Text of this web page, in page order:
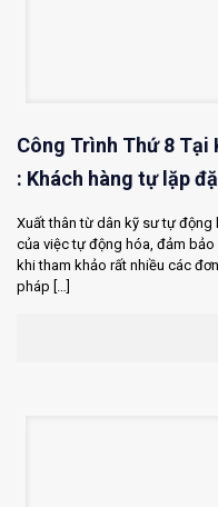
Công Trình Thứ 8 Tại
: Khách hàng tự lặp
Xuất thân từ dân kỹ sư tự động
của việc tự động hóa, đảm bảo
khi tham khảo rất nhiều các
pháp